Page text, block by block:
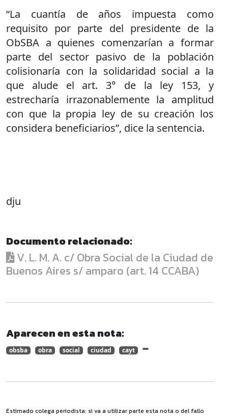
“La cuantía de años impuesta como
requisito por parte del presidente de la
ObSBA a quienes comenzarían a formar
parte del sector pasivo de la población
colisionaría con la solidaridad social a la
que alude el art. 3° de la ley 153, y
estrecharía irrazonablemente la amplitud
con que la propia ley de su creación los
considera beneficiarios”, dice la sentencia.
dju
Documento relacionado:
V. L. M. A. c/ Obra Social de la Ciudad de
Buenos Aires s/ amparo (art. 14 CCABA)
Aparecen en esta nota:
obsba obra social ciudad cayt
Estimado colega periodista: si va a utilizar parte esta nota o del fallo